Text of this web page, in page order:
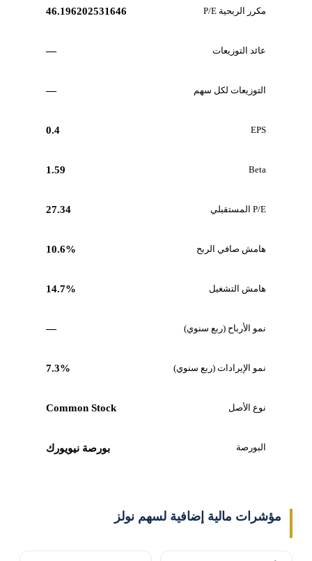
مكرر الربحية P/E 46.196202531646
عائد التوزيعات —
التوزيعات لكل سهم —
EPS
0.4
Beta
1.59
P/E المستقبلي 27.34
هامش صافي الربح 10.6%
هامش التشغيل 14.7%
نمو الأرباح (ربع سنوي) —
نمو الإيرادات (ربع سنوي) 7.3%
نوع الأصل Common Stock
البورصة بورصة نيويورك
مؤشرات مالية إضافية لسهم نولز